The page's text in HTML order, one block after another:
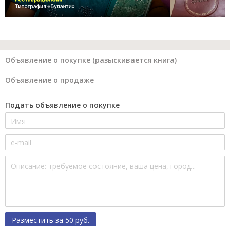
Объявление о покупке (разыскивается книга)
Объявление о продаже
Подать объявление о покупке
Разместить за 50 руб.